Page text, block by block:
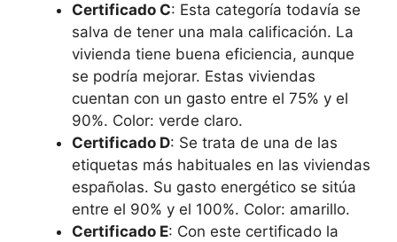
Certificado C: Esta categoría todavía se
salva de tener una mala calificación. La
vivienda tiene buena eficiencia, aunque
se podría mejorar. Estas viviendas
cuentan con un gasto entre el 75% y el
90%. Color: verde claro.
Certificado D: Se trata de una de las
etiquetas más habituales en las viviendas
españolas. Su gasto energético se sitúa
entre el 90% y el 100%. Color: amarillo.
Certificado E: Con este certificado la